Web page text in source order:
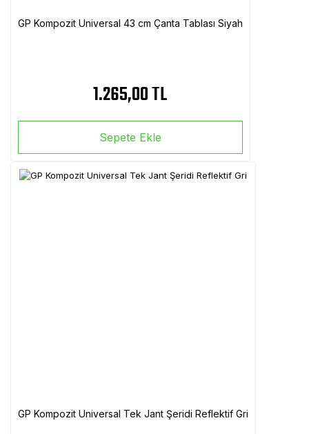
GP Kompozit Universal 43 cm Çanta Tablası Siyah
1.265,00 TL
Sepete Ekle
GP Kompozit Universal Tek Jant Şeridi Reflektif Gri